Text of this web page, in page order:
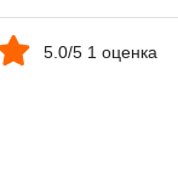
5.0/5 1 оценка